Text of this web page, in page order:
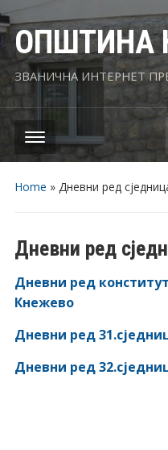
ОПШТИНА
ЗВАНИЧНА ИНТЕРНЕТ
Home » Дневни ред
Дневни ред
Дневни ред
Кнежево
Дневни ред
Дневни ред